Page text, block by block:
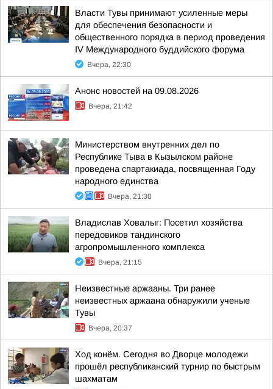
Власти Тувы принимают усиленные меры
для обеспечения безопасности и
общественного порядка в период проведения
IV Международного буддийского форума
Вчера, 22:30
Анонс новостей на 09.08.2026
Вчера, 21:42
Министерством внутренних дел по
Республике Тыва в Кызылском районе
проведена спартакиада, посвященная Году
народного единства
Вчера, 21:30
Владислав Ховалыг: Посетил хозяйства
передовиков тандинского
агропромышленного комплекса
Вчера, 21:15
Неизвестные аржааны. Три ранее
неизвестных аржаана обнаружили ученые
Тувы
Вчера, 20:37
Ход конём. Сегодня во Дворце молодежи
прошёл республиканский турнир по быстрым
шахматам